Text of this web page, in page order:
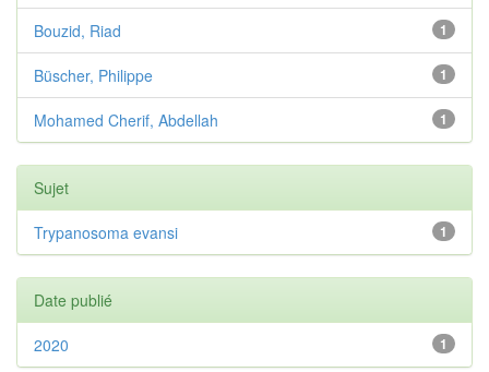
1
Bouzid, Riad
1
Büscher, Philippe
1
Mohamed Cherif, Abdellah
Sujet
1
Trypanosoma evansi
Date publié
1
2020